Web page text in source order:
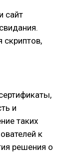
сайт
скриптов,
и
таких
к
решения о